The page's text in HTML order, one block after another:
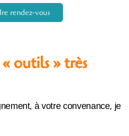
rendez-vous
outils » très
à votre convenance, je